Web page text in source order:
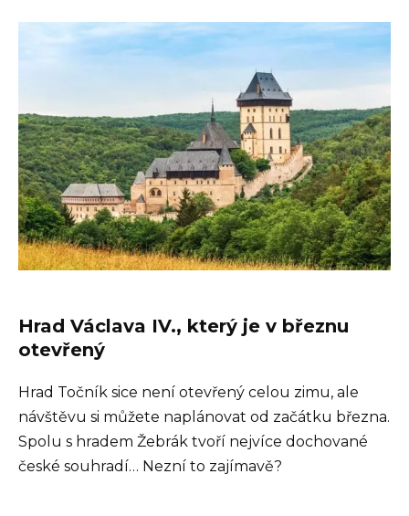
Hrad Václava IV., který je v březnu
otevřený
Hrad Točník sice není otevřený celou zimu, ale
návštěvu si můžete naplánovat od začátku března.
Spolu s hradem Žebrák tvoří nejvíce dochované
české souhradí… Nezní to zajímavě?